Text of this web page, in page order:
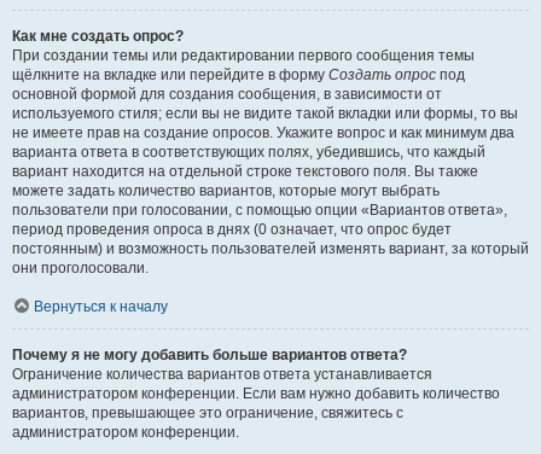
Как мне создать опрос?
При создании темы или редактировании первого сообщения темы
щёлкните на вкладке или перейдите в форму Создать опрос под
основной формой для создания сообщения, в зависимости от
используемого стиля; если вы не видите такой вкладки или формы, то вы
не имеете прав на создание опросов. Укажите вопрос и как минимум два
варианта ответа в соответствующих полях, убедившись, что каждый
вариант находится на отдельной строке текстового поля. Вы также
можете задать количество вариантов, которые могут выбрать
пользователи при голосовании, с помощью опции «Вариантов ответа»,
период проведения опроса в днях (0 означает, что опрос будет
постоянным) и возможность пользователей изменять вариант, за который
они проголосовали.
Вернуться к началу
Почему я не могу добавить больше вариантов ответа?
Ограничение количества вариантов ответа устанавливается
администратором конференции. Если вам нужно добавить количество
вариантов, превышающее это ограничение, свяжитесь с
администратором конференции.